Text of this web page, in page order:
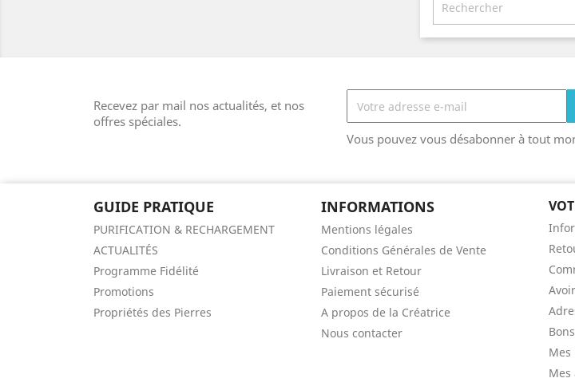
Recevez par mail nos actualités, et nos
offres spéciales.
Vous pouvez vous désabonner à tout
GUIDE PRATIQUE
PURIFICATION & RECHARGEMENT
ACTUALITÉS
Programme Fidélité
Promotions
Propriétés des Pierres
INFORMATIONS
Mentions légales
Conditions Générales de Vente
Livraison et Retour
Paiement sécurisé
A propos de la Créatrice
Nous contacter
Mes